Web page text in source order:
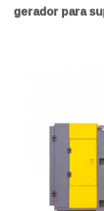
gerador para